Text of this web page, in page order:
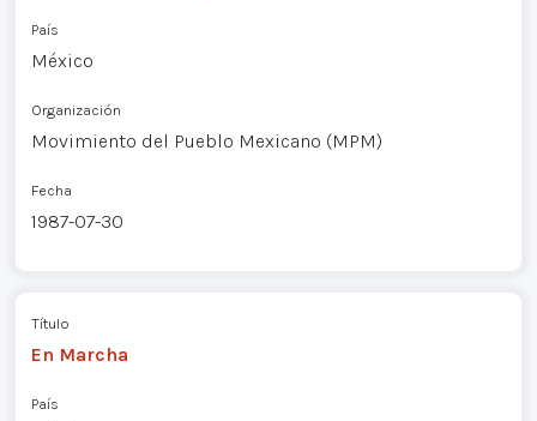
País
México
Organización
Movimiento del Pueblo Mexicano (MPM)
Fecha
1987-07-30
Título
En Marcha
País